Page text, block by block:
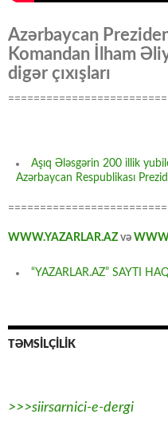
Azərbaycan
Komandan İlham
digər çıxışları
Aşıq Ələsgərin 200 illik
Azərbaycan Respublikası
WWW.YAZARLAR.AZ və
“YAZARLAR.AZ” SAYTI
TƏMSİLÇİLİK
>>>siirsarnici-e-dergi